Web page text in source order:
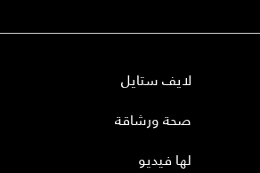
لايف ستايل
صحة ورشاقة
لها فيديو